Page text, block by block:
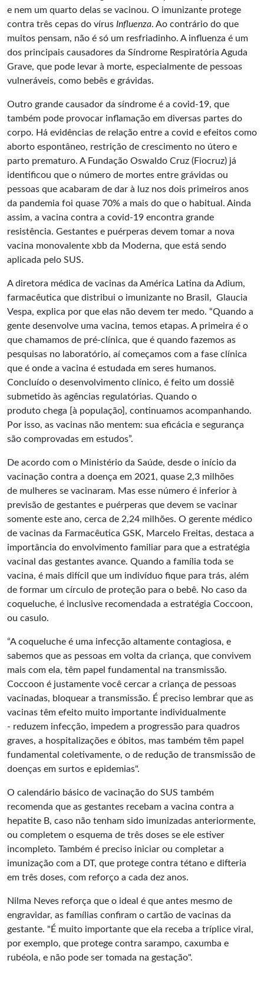
e nem um quarto delas se vacinou. O imunizante protege
contra três cepas do vírus Influenza. Ao contrário do que
muitos pensam, não é só um resfriadinho. A influenza é um
dos principais causadores da Síndrome Respiratória Aguda
Grave, que pode levar à morte, especialmente de pessoas
vulneráveis, como bebês e grávidas.
Outro grande causador da síndrome é a covid-19, que
também pode provocar inflamação em diversas partes do
corpo. Há evidências de relação entre a covid e efeitos como
aborto espontâneo, restrição de crescimento no útero e
parto prematuro. A Fundação Oswaldo Cruz (Fiocruz) já
identificou que o número de mortes entre grávidas ou
pessoas que acabaram de dar à luz nos dois primeiros anos
da pandemia foi quase 70% a mais do que o habitual. Ainda
assim, a vacina contra a covid-19 encontra grande
resistência. Gestantes e puérperas devem tomar a nova
vacina monovalente xbb da Moderna, que está sendo
aplicada pelo SUS.
A diretora médica de vacinas da América Latina da Adium,
farmacêutica que distribui o imunizante no Brasil, Glaucia
Vespa, explica por que elas não devem ter medo. “Quando a
gente desenvolve uma vacina, temos etapas. A primeira é o
que chamamos de pré-clínica, que é quando fazemos as
pesquisas no laboratório, aí começamos com a fase clínica
que é onde a vacina é estudada em seres humanos.
Concluído o desenvolvimento clínico, é feito um dossiê
submetido às agências regulatórias. Quando o
produto chega [à população], continuamos acompanhando.
Por isso, as vacinas não mentem: sua eficácia e segurança
são comprovadas em estudos”.
De acordo com o Ministério da Saúde, desde o início da
vacinação contra a doença em 2021, quase 2,3 milhões
de mulheres se vacinaram. Mas esse número é inferior à
previsão de gestantes e puérperas que devem se vacinar
somente este ano, cerca de 2,24 milhões. O gerente médico
de vacinas da Farmacêutica GSK, Marcelo Freitas, destaca a
importância do envolvimento familiar para que a estratégia
vacinal das gestantes avance. Quando a família toda se
vacina, é mais difícil que um indivíduo fique para trás, além
de formar um círculo de proteção para o bebê. No caso da
coqueluche, é inclusive recomendada a estratégia Coccoon,
ou casulo.
“A coqueluche é uma infecção altamente contagiosa, e
sabemos que as pessoas em volta da criança, que convivem
mais com ela, têm papel fundamental na transmissão.
Coccoon é justamente você cercar a criança de pessoas
vacinadas, bloquear a transmissão. É preciso lembrar que as
vacinas têm efeito muito importante individualmente
- reduzem infecção, impedem a progressão para quadros
graves, a hospitalizações e óbitos, mas também têm papel
fundamental coletivamente, o de redução de transmissão de
doenças em surtos e epidemias".
O calendário básico de vacinação do SUS também
recomenda que as gestantes recebam a vacina contra a
hepatite B, caso não tenham sido imunizadas anteriormente,
ou completem o esquema de três doses se ele estiver
incompleto. Também é preciso iniciar ou completar a
imunização com a DT, que protege contra tétano e difteria
em três doses, com reforço a cada dez anos.
Nilma Neves reforça que o ideal é que antes mesmo de
engravidar, as famílias confiram o cartão de vacinas da
gestante. "É muito importante que ela receba a tríplice viral,
por exemplo, que protege contra sarampo, caxumba e
rubéola, e não pode ser tomada na gestação".